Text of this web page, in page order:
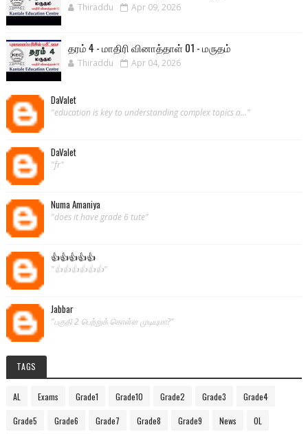
Thiraddu Apr 09, 2026
தரம் 4 - மாதிரி வினாத்தாள் 01 - மருதம்
Thiraddu Apr 04, 2026
DaValet
"education is key to understanding complex topics a..."
DaValet
"fr"
Numa Amaniya
"does it have grade 6 tute"
👍👍👍👍👍
"👍👍👍👍👍👍"
Jabbar
"பகுதி 2 பெற்றுக் கொள்ள முடியுமா?"
TAGS
AL Exams Grade1 Grade10 Grade2 Grade3 Grade4
Grade5 Grade6 Grade7 Grade8 Grade9 News OL